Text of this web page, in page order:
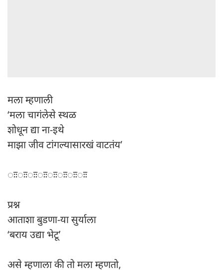
मला म्हणाली
‘मला चागंलेसे स्थळ
शोधून द्या ना-इथे
माझा जीव टांगल्यासारखं वाटतंय’
ःःःःःःःःःःःःःःःः
प्रश्न
आताशा बुडणा-या सुर्याला
‘बराय उद्या भेटू’
असे म्हणाला की तो मला म्हणतो,